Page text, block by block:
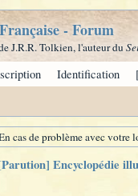
- Forum
J.R.R. Tolkien, l'auteur du
Identification
cas de problème avec
Encyclopédie